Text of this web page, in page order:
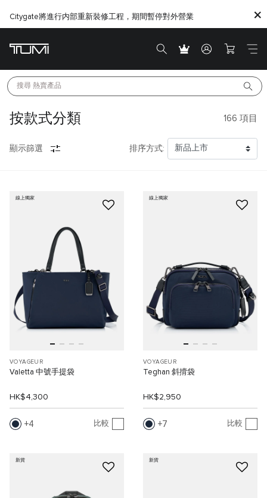
Citygate將進行内部重新裝修工程，期間暫停對外營業
搜尋 熱賣產品
按款式分類 166 項目
顯示篩選 排序方式:
線上獨家
VOYAGEUR
Valetta 中號手提袋
HK$4,300
4 比較
線上獨家
VOYAGEUR
Teghan 斜揹袋
HK$2,950
7 比較
新貨 新貨